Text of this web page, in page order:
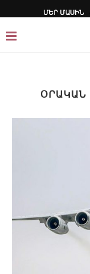
ՄԵՐ ՄԱՍԻՆ
ՕՐԱԿԱՆ